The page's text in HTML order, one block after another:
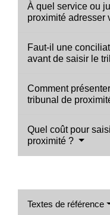
À quel service ou
proximité adresser
Faut-il une
avant de saisir le
Comment
tribunal de
Quel coût pour
proximité ?
Textes de référence